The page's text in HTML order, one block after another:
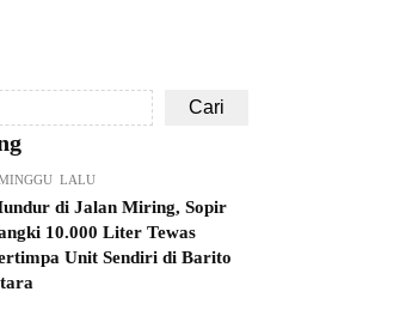
Cari
LALU
di Jalan Miring, Sopir
10.000 Liter Tewas
Unit Sendiri di Barito